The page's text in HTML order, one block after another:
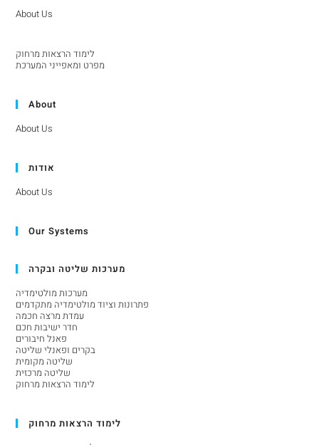
About Us
לימוד הרצאות מרחוק
מפרט ומאפייני המערכת
About
About Us
אודות
About Us
Our Systems
מערכות שליטה ובקרה
מערכות מולטימדיה
פתרונות וציוד מולטימדיה מתקדמים
עמדת מרצה חכמה
חדר ישיבות חכם
פאנל חיבורים
בקרים ופאנלי שליטה
שליטה מקומית
שליטה מרכזית
לימוד הרצאות מרחוק
לימוד הרצאות מרחוק